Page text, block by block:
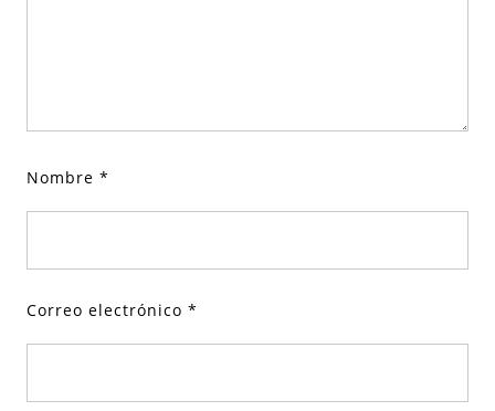
Nombre *
Correo electrónico *